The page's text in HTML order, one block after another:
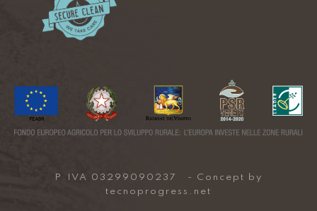
P.IVA 03299090237 - Concept by
tecnoprogress.net